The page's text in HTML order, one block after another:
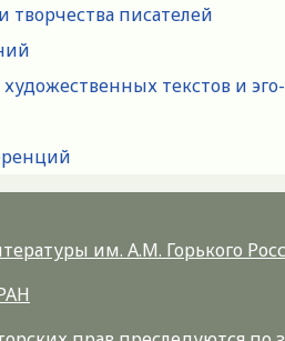
писателей
текстов и
им. А.М. Горького